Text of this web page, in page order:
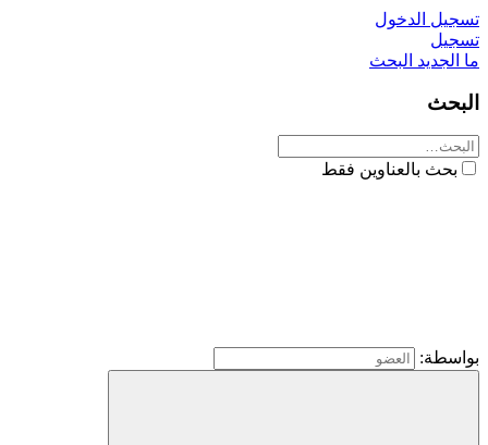
تسجيل الدخول
تسجيل
ما الجديد البحث
البحث
بحث بالعناوين فقط
بواسطة: